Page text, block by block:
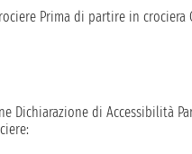
Prima di partire in crociera
Dichiarazione di Accessibilità